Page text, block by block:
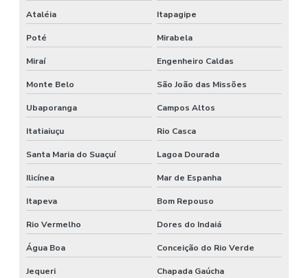
Ataléia Itapagipe
Poté Mirabela
Miraí Engenheiro Caldas
Monte Belo São João das Missões
Ubaporanga Campos Altos
Itatiaiuçu Rio Casca
Santa Maria do Suaçuí Lagoa Dourada
Ilicínea Mar de Espanha
Itapeva Bom Repouso
Rio Vermelho Dores do Indaiá
Água Boa Conceição do Rio Verde
Jequeri Chapada Gaúcha